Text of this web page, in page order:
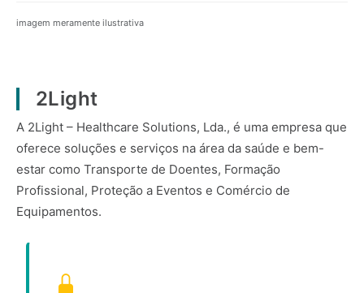
imagem meramente ilustrativa
2Light
A 2Light – Healthcare Solutions, Lda., é uma empresa que
oferece soluções e serviços na área da saúde e bem-
estar como Transporte de Doentes, Formação
Profissional, Proteção a Eventos e Comércio de
Equipamentos.